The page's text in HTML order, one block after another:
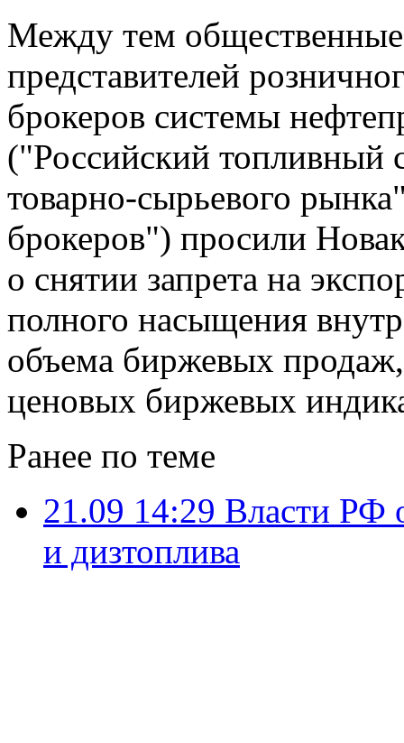
Между тем
представителей
брокеров системы
("Российский топливный
товарно-сырьевого
брокеров") просили
о снятии запрета на
полного насыщения
объема биржевых
ценовых биржевых
Ранее по теме
21.09 14:29 Власти РФ
и дизтоплива